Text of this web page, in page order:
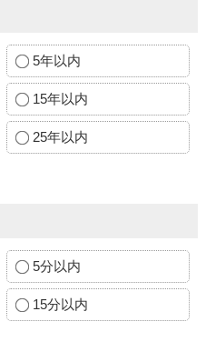
5年以内
15年以内
25年以内
5分以内
15分以内